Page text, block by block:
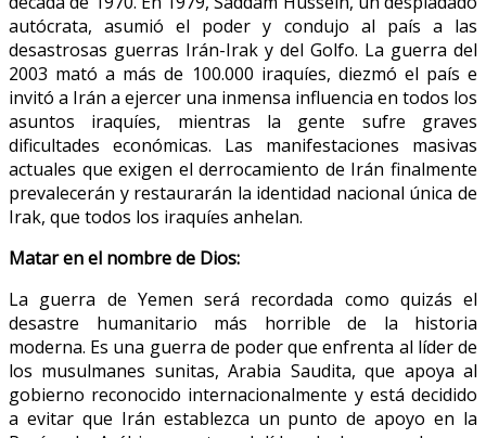
autócrata, asumió el poder y condujo al país a las
desastrosas guerras Irán-Irak y del Golfo. La guerra del
2003 mató a más de 100.000 iraquíes, diezmó el país e
invitó a Irán a ejercer una inmensa influencia en todos los
asuntos iraquíes, mientras la gente sufre graves
dificultades económicas. Las manifestaciones masivas
actuales que exigen el derrocamiento de Irán finalmente
prevalecerán y restaurarán la identidad nacional única de
Irak, que todos los iraquíes anhelan.
Matar en el nombre de Dios:
La guerra de Yemen será recordada como quizás el
desastre humanitario más horrible de la historia
moderna. Es una guerra de poder que enfrenta al líder de
los musulmanes sunitas, Arabia Saudita, que apoya al
gobierno reconocido internacionalmente y está decidido
a evitar que Irán establezca un punto de apoyo en la